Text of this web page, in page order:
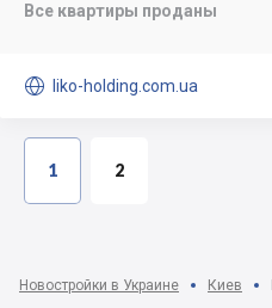
Все квартиры проданы
 liko-holding.com.ua
1 2
Новостройки в Украине Киев